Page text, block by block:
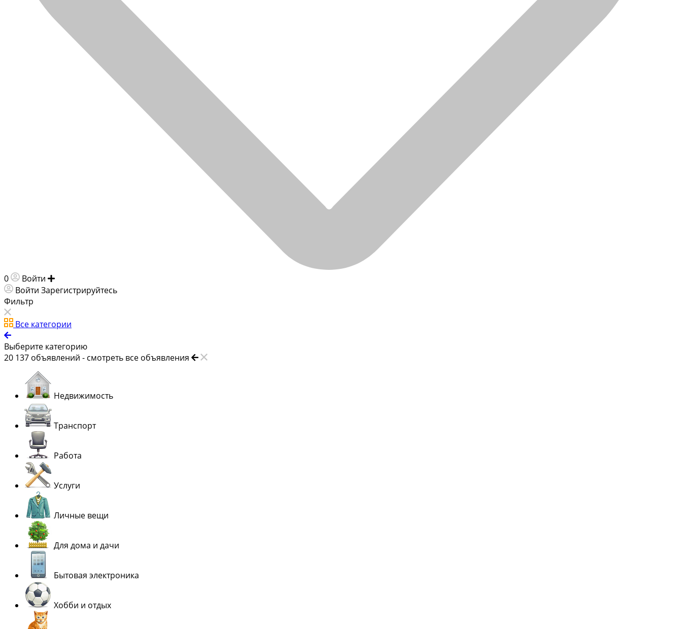
0 Войти
Войти Зарегистрируйтесь
Фильтр
Все категории
Выберите категорию
20 137 объявлений - смотреть все объявления
Недвижимость
Транспорт
Работа
Услуги
Личные вещи
Для дома и дачи
Бытовая электроника
Хобби и отдых